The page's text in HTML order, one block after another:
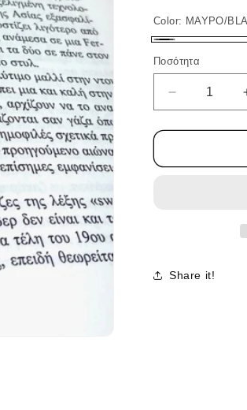
Color: ΜΑΥΡΟ/
Ποσότητα
Ποσότητα
Μείωση
ποσότητας
για
Share it!